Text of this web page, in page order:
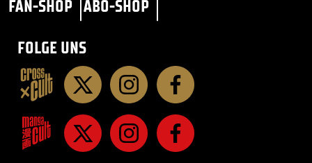
FAN-SHOP ABO-SHOP
FOLGE UNS